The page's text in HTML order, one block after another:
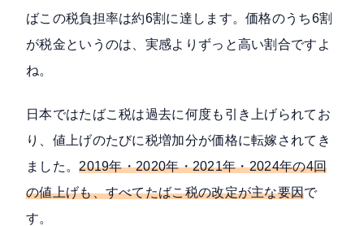
ばこの税負担率は約6割 に達します。価格のうち6割
が税金というのは、実感よりずっと高い割合ですよ
ね。
日本ではたばこ税は過去に何度も引き上げられてお
り、値上げのたびに税増加分が価格に転嫁されてき
ました。2019年・2020年・2021年・2024年の4回
の値上げも、すべてたばこ税の改定が主な要因で
す。